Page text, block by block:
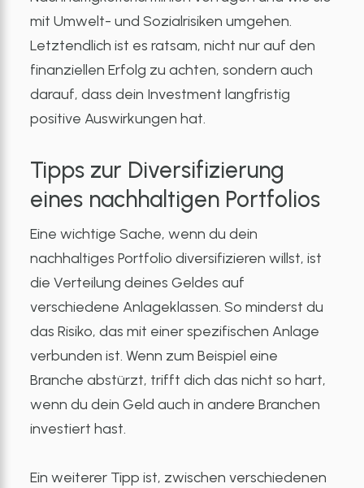
mit Umwelt- und Sozialrisiken umgehen.
Letztendlich ist es ratsam, nicht nur auf den
finanziellen Erfolg zu achten, sondern auch
darauf, dass dein Investment langfristig
positive Auswirkungen hat.
Tipps zur Diversifizierung
eines nachhaltigen Portfolios
Eine wichtige Sache, wenn du dein
nachhaltiges Portfolio diversifizieren willst, ist
die Verteilung deines Geldes auf
verschiedene Anlageklassen. So minderst du
das Risiko, das mit einer spezifischen Anlage
verbunden ist. Wenn zum Beispiel eine
Branche abstürzt, trifft dich das nicht so hart,
wenn du dein Geld auch in andere Branchen
investiert hast.
Ein weiterer Tipp ist, zwischen verschiedenen